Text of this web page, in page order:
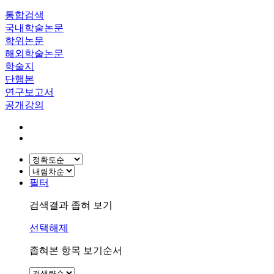
통합검색
국내학술논문
학위논문
해외학술논문
학술지
단행본
연구보고서
공개강의
필터
검색결과 좁혀 보기
선택해제
좁혀본 항목 보기순서